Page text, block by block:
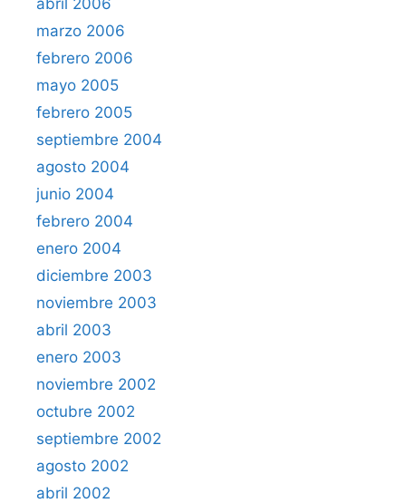
marzo 2006
febrero 2006
mayo 2005
febrero 2005
septiembre 2004
agosto 2004
junio 2004
febrero 2004
enero 2004
diciembre 2003
noviembre 2003
abril 2003
enero 2003
noviembre 2002
octubre 2002
septiembre 2002
agosto 2002
abril 2002